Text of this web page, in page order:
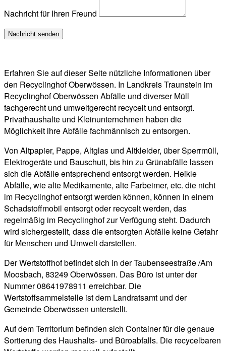
Nachricht für Ihren Freund
Erfahren Sie auf dieser Seite nützliche Informationen über
den Recyclinghof Oberwössen. In Landkreis Traunstein im
Recyclinghof Oberwössen Abfälle und diverser Müll
fachgerecht und umweltgerecht recycelt und entsorgt.
Privathaushalte und Kleinunternehmen haben die
Möglichkeit ihre Abfälle fachmännisch zu entsorgen.
Von Altpapier, Pappe, Altglas und Altkleider, über Sperrmüll,
Elektrogeräte und Bauschutt, bis hin zu Grünabfälle lassen
sich die Abfälle entsprechend entsorgt werden. Heikle
Abfälle, wie alte Medikamente, alte Farbeimer, etc. die nicht
im Recyclinghof entsorgt werden können, können in einem
Schadstoffmobil entsorgt oder recycelt werden, das
regelmäßig im Recyclinghof zur Verfügung steht. Dadurch
wird sichergestellt, dass die entsorgten Abfälle keine Gefahr
für Menschen und Umwelt darstellen.
Der Wertstoffhof befindet sich in der Taubenseestraße /Am
Moosbach, 83249 Oberwössen. Das Büro ist unter der
Nummer 08641978911 erreichbar. Die
Wertstoffsammelstelle ist dem Landratsamt und der
Gemeinde Oberwössen unterstellt.
Auf dem Territorium befinden sich Container für die genaue
Sortierung des Haushalts- und Büroabfalls. Die recycelbaren